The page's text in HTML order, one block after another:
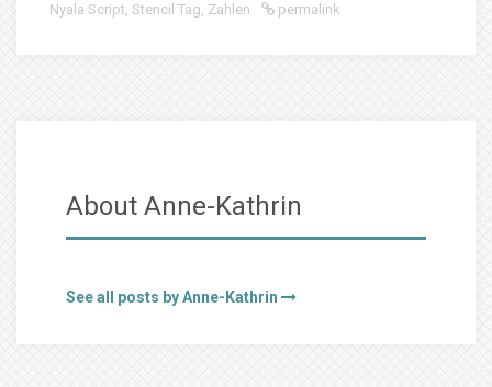
Nyala Script, Stencil Tag, Zahlen permalink
About Anne-Kathrin
See all posts by Anne-Kathrin